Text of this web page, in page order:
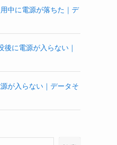
中に電源が落ちた｜デ
後に電源が入らない｜
が入らない｜データそ